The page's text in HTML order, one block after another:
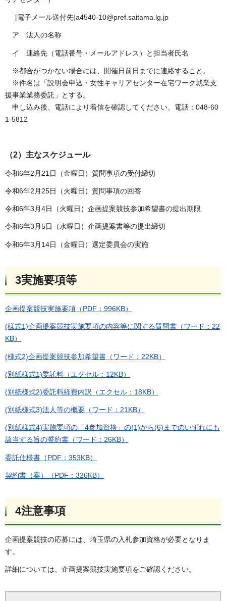
[電子メール送付先]a4540-10@pref.saitama.lg.jp
ア 法人の名称
イ 連絡先（電話番号・メールアドレス）と担当者氏名
※都合がつかない場合には、開催日前日までに連絡すること。
※件名は「説明会申込・女性キャリアセンター在宅ワーク就業支
援事業業務委託」とする。
申し込み後、電話により着信を確認してください。電話：048-60
1-5812
（2）主なスケジュール
令和6年2月21日（金曜日）質問事項の受付締切
令和6年2月25日（火曜日）質問事項の回答
令和6年3月4日（火曜日）企画提案競技参加希望書の提出期限
令和6年3月5日（水曜日）企画提案書等の提出締切
令和6年3月14日（金曜日）選定委員会の実施
3実施要項等
企画提案競技実施要項（PDF：996KB）
(様式1)企画提案競技実施要項の内容等に関する質問書（ワード：22
KB）
(様式2)企画提案競技参加希望書（ワード：22KB）
(別紙様式1)委託料（エクセル：12KB）
(別紙様式2)委託料経費内訳（エクセル：18KB）
(別紙様式3)法人等の概要（ワード：21KB）
(別紙様式4)実施要項の「4参加資格」の(1)から(6)までのいずれにも
該当する旨の誓約書（ワード：26KB）
委託仕様書（PDF：353KB）
契約書（案）（PDF：326KB）
4注意事項
企画提案競技の応募には、埼玉県の入札参加資格が必要となりま
す。
詳細については、企画提案競技実施要項をご確認ください。